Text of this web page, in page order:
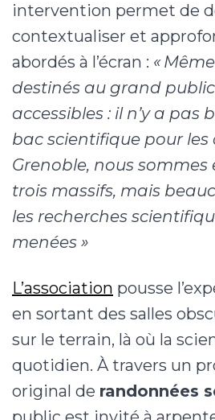
intervention permet de
contextualiser et
abordés à l’écran : «
destinés au grand
accessibles : il n’y a pas
bac scientifique pour les
Grenoble, nous
trois massifs, mais
les recherches
menées »
L’association pousse
en sortant des salles
sur le terrain, là où la
quotidien. À travers un
original de randonnées